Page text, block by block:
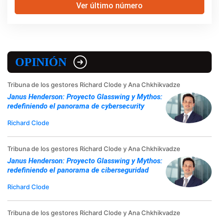
Ver último número
OPINIÓN
Tribuna de los gestores Richard Clode y Ana Chkhikvadze
Janus Henderson: Proyecto Glasswing y Mythos:
redefiniendo el panorama de cybersecurity
Richard Clode
Tribuna de los gestores Richard Clode y Ana Chkhikvadze
Janus Henderson: Proyecto Glasswing y Mythos:
redefiniendo el panorama de ciberseguridad
Richard Clode
Tribuna de los gestores Richard Clode y Ana Chkhikvadze